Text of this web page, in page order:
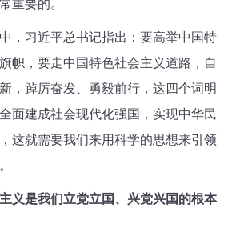
重要的。
，习近平总书记指出：要高举中国特
帜，要走中国特色社会主义道路，自
，踔厉奋发、勇毅前行，这四个词明
面建成社会现代化强国，实现中华民
这就需要我们来用科学的思想来引领
义是我们立党立国、兴党兴国的根本